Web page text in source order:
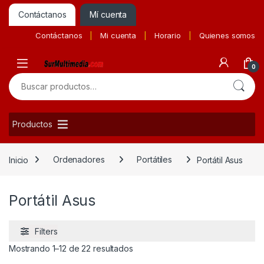
Contáctanos Mí cuenta
Contáctanos Mi cuenta Horario Quienes somos
0
Buscar por:
Productos
Inicio Ordenadores Portátiles Portátil Asus
Portátil Asus
Filters
Mostrando 1–12 de 22 resultadosOrdenado por precio: bajo a alto